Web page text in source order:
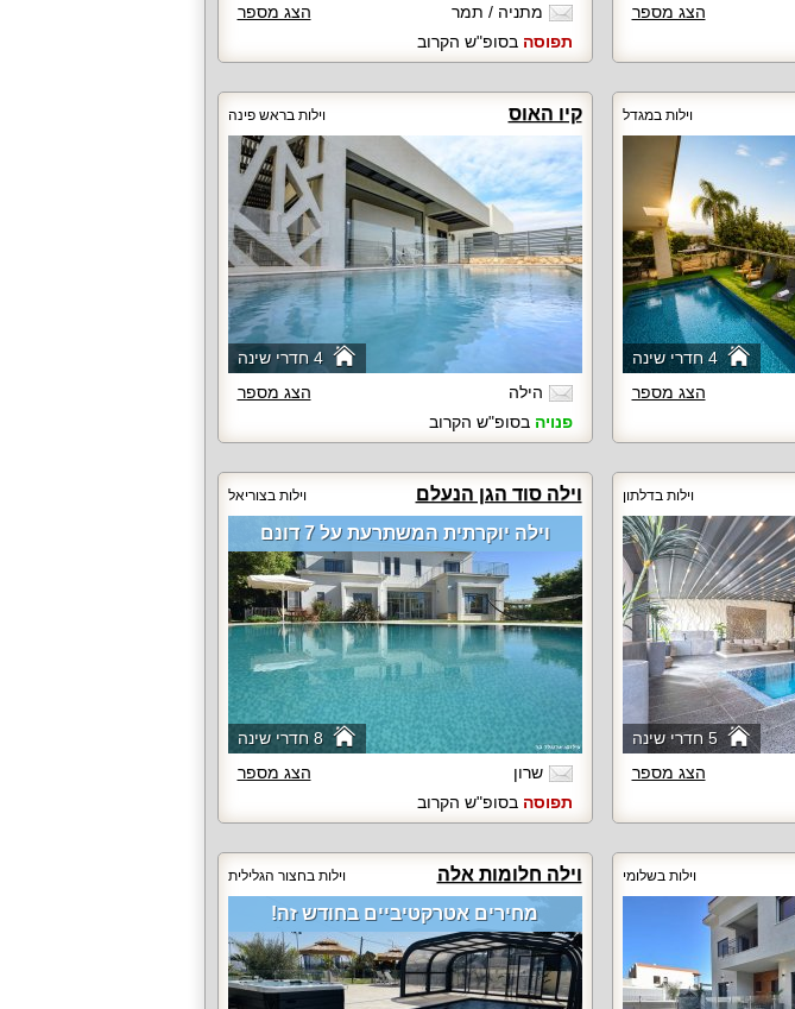
הצג מספר
מתניה / תמר
הצג מספר
תפוסה בסופ"ש הקרוב
וילות במגדל
4 חדרי שינה
הצג מספר
קיו האוס וילות בראש פינה
4 חדרי שינה
הילה
הצג מספר
פנויה בסופ"ש הקרוב
וילות בדלתון
5 חדרי שינה
הצג מספר
וילה סוד הגן הנעלם וילות בצוריאל
8 חדרי שינה
וילה יוקרתית המשתרעת על 7 דונם
שרון
הצג מספר
תפוסה בסופ"ש הקרוב
וילות בשלומי וילה חלומות אלה וילות בחצור הגלילית
מחירים אטרקטיביים בחודש זה!